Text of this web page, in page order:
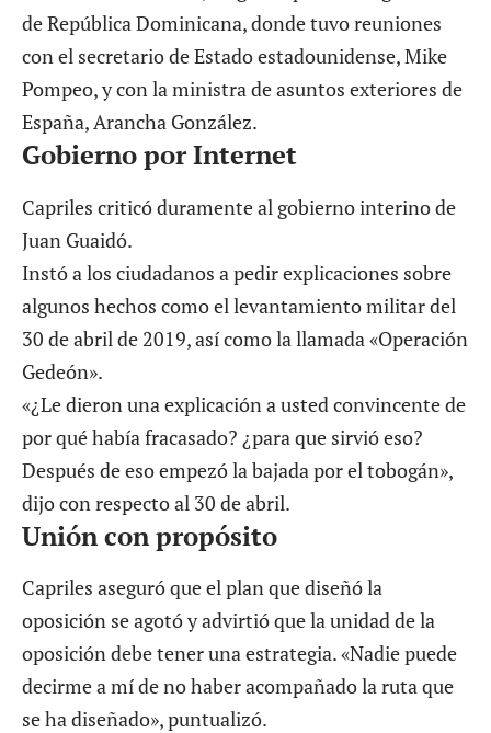
de República Dominicana, donde tuvo reuniones
con el secretario de Estado estadounidense, Mike
Pompeo, y con la ministra de asuntos exteriores de
España, Arancha González.
Gobierno por Internet
Capriles criticó duramente al gobierno interino de
Juan Guaidó.
Instó a los ciudadanos a pedir explicaciones sobre
algunos hechos como el levantamiento militar del
30 de abril de 2019, así como la llamada «Operación
Gedeón».
«¿Le dieron una explicación a usted convincente de
por qué había fracasado? ¿para que sirvió eso?
Después de eso empezó la bajada por el tobogán»,
dijo con respecto al 30 de abril.
Unión con propósito
Capriles aseguró que el plan que diseñó la
oposición se agotó y advirtió que la unidad de la
oposición debe tener una estrategia. «Nadie puede
decirme a mí de no haber acompañado la ruta que
se ha diseñado», puntualizó.